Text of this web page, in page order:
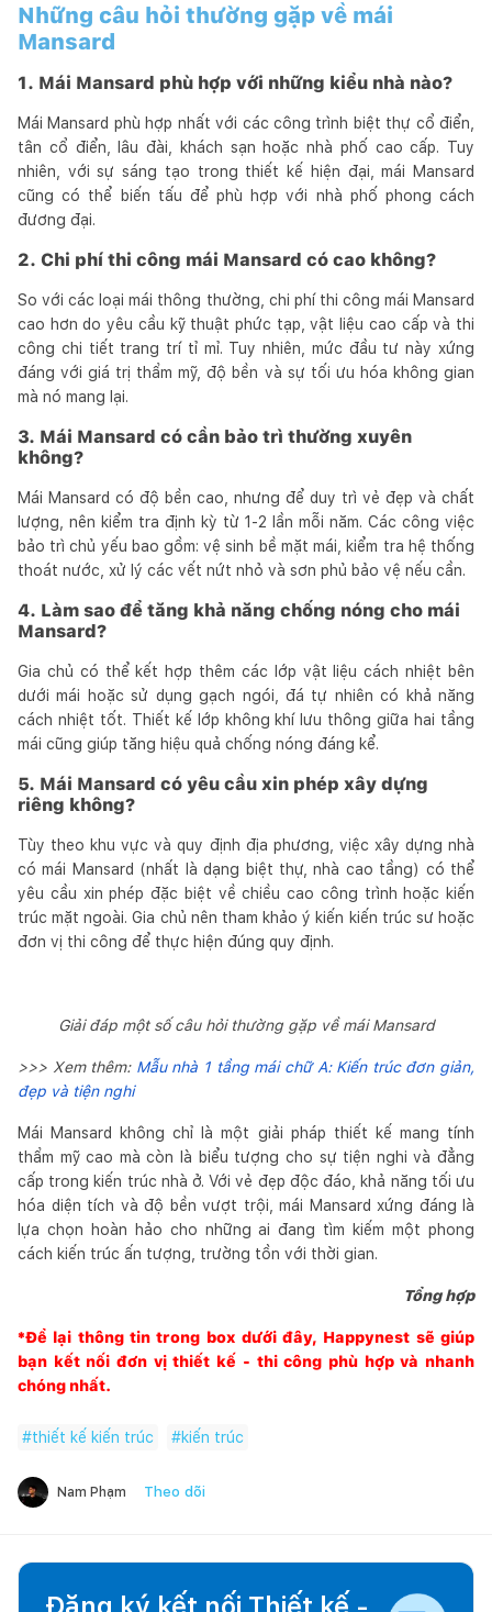
Những câu hỏi thường gặp về mái
Mansard
1. Mái Mansard phù hợp với những kiểu nhà nào?
Mái Mansard phù hợp nhất với các công trình biệt thự cổ điển,
tân cổ điển, lâu đài, khách sạn hoặc nhà phố cao cấp. Tuy
nhiên, với sự sáng tạo trong thiết kế hiện đại, mái Mansard
cũng có thể biến tấu để phù hợp với nhà phố phong cách
đương đại.
2. Chi phí thi công mái Mansard có cao không?
So với các loại mái thông thường, chi phí thi công mái Mansard
cao hơn do yêu cầu kỹ thuật phức tạp, vật liệu cao cấp và thi
công chi tiết trang trí tỉ mỉ. Tuy nhiên, mức đầu tư này xứng
đáng với giá trị thẩm mỹ, độ bền và sự tối ưu hóa không gian
mà nó mang lại.
3. Mái Mansard có cần bảo trì thường xuyên
không?
Mái Mansard có độ bền cao, nhưng để duy trì vẻ đẹp và chất
lượng, nên kiểm tra định kỳ từ 1-2 lần mỗi năm. Các công việc
bảo trì chủ yếu bao gồm: vệ sinh bề mặt mái, kiểm tra hệ thống
thoát nước, xử lý các vết nứt nhỏ và sơn phủ bảo vệ nếu cần.
4. Làm sao để tăng khả năng chống nóng cho mái
Mansard?
Gia chủ có thể kết hợp thêm các lớp vật liệu cách nhiệt bên
dưới mái hoặc sử dụng gạch ngói, đá tự nhiên có khả năng
cách nhiệt tốt. Thiết kế lớp không khí lưu thông giữa hai tầng
mái cũng giúp tăng hiệu quả chống nóng đáng kể.
5. Mái Mansard có yêu cầu xin phép xây dựng
riêng không?
Tùy theo khu vực và quy định địa phương, việc xây dựng nhà
có mái Mansard (nhất là dạng biệt thự, nhà cao tầng) có thể
yêu cầu xin phép đặc biệt về chiều cao công trình hoặc kiến
trúc mặt ngoài. Gia chủ nên tham khảo ý kiến kiến trúc sư hoặc
đơn vị thi công để thực hiện đúng quy định.
Giải đáp một số câu hỏi thường gặp về mái Mansard
>>> Xem thêm: Mẫu nhà 1 tầng mái chữ A: Kiến trúc đơn giản,
đẹp và tiện nghi
Mái Mansard không chỉ là một giải pháp thiết kế mang tính
thẩm mỹ cao mà còn là biểu tượng cho sự tiện nghi và đẳng
cấp trong kiến trúc nhà ở. Với vẻ đẹp độc đáo, khả năng tối ưu
hóa diện tích và độ bền vượt trội, mái Mansard xứng đáng là
lựa chọn hoàn hảo cho những ai đang tìm kiếm một phong
cách kiến trúc ấn tượng, trường tồn với thời gian.
Tổng hợp
*Để lại thông tin trong box dưới đây, Happynest sẽ giúp
bạn kết nối đơn vị thiết kế - thi công phù hợp và nhanh
chóng nhất.
#thiết kế kiến trúc #kiến trúc
Nam Phạm Theo dõi